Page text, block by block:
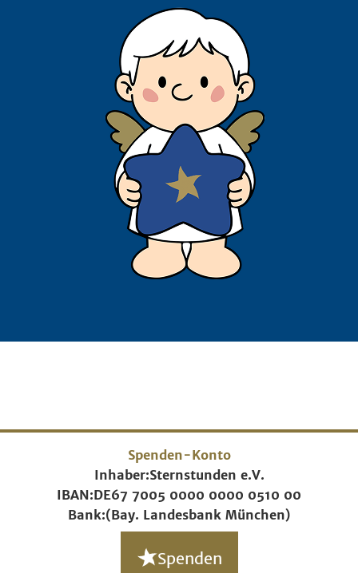
Spenden-Konto
Inhaber:Sternstunden e.V.
IBAN:DE67 7005 0000 0000 0510 00
Bank:(Bay. Landesbank München)
Spenden